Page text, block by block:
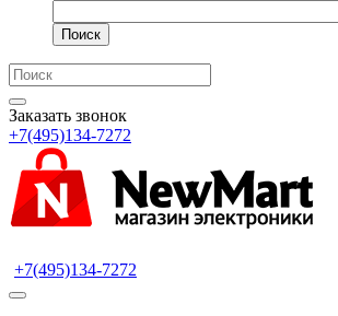
Поиск
Заказать звонок
+7(495)134-7272
+7(495)134-7272